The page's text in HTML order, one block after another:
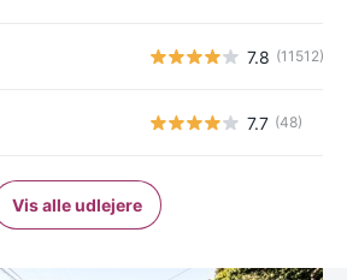
7.8 (11512)
7.7 (48)
Vis alle udlejere